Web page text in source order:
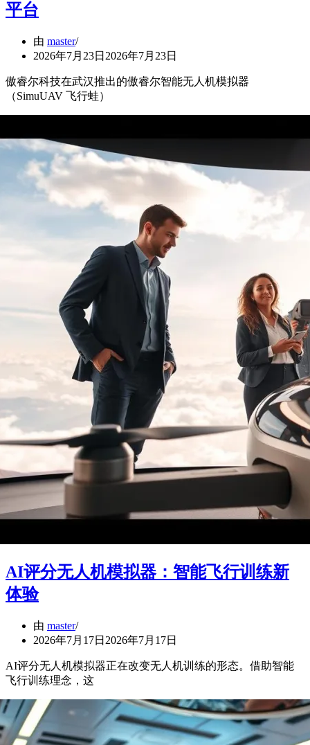
平台
由 master
2026年7月23日 2026年7月23日
傲睿尔科技在武汉推出的傲睿尔智能无人机模拟器
（SimuUAV 飞行蛙）
AI评分无人机模拟器：智能飞行训练新
体验
由 master
2026年7月17日 2026年7月17日
AI评分无人机模拟器正在改变无人机训练的形态。借助智能
飞行训练理念，这